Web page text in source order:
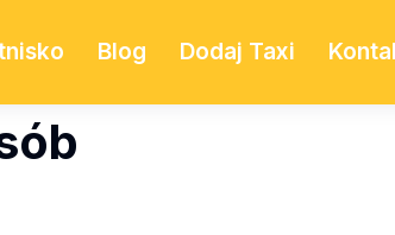
Blog Dodaj Taxi